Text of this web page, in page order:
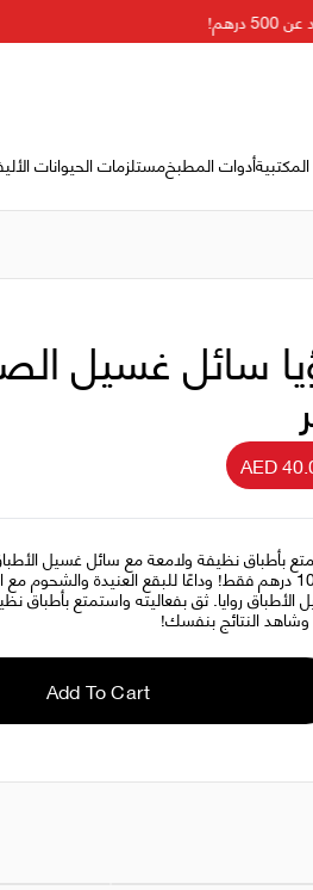
أدوات المطبخمستلزمات الحيوانات
AED
10.00 درهم فقط! وداعًا للبقع العنيدة والشحوم مع
الأطباق روايا. ثق بفعاليته واستمتع بأطباق
وشاهد النتائج بنفسك!
Add To Cart